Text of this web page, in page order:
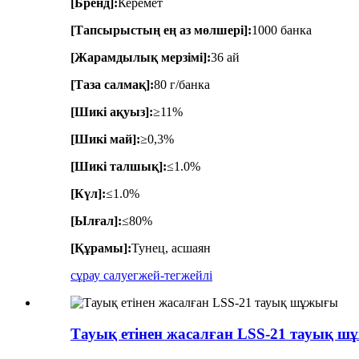
[Бренд]:Керемет
[Тапсырыстың ең аз мөлшері]:1000 банка
[Жарамдылық мерзімі]:36 ай
[Таза салмақ]:80 г/банка
[Шикі ақуыз]:≥11%
[Шикі май]:≥0,3%
[Шикі талшық]:≤1.0%
[Күл]:≤1.0%
[Ылғал]:≤80%
[Құрамы]:Тунец, асшаян
сұрау салуегжей-тегжейлі
Тауық етінен жасалған LSS-21 тауық